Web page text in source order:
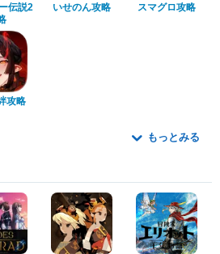
伝説2
いせのん攻略 スマグロ攻略
攻略
もっとみる